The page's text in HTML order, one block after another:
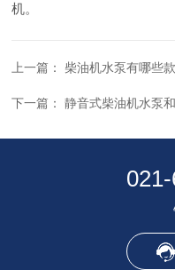
机。
上一篇： 柴油机水泵有哪些
下一篇：静音式柴油机水泵